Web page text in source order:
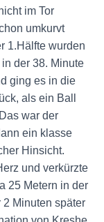
im Tor
umkurvt
1.Hälfte wurden
der 38. Minute
ging es in die
als ein Ball
war der
ein klasse
Hinsicht.
und verkürzte
25 Metern in der
2 Minuten später